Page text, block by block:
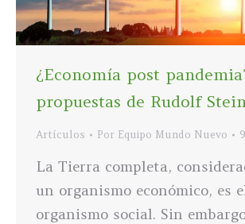
¿Economía post
propuestas de Rudolf
Artículos Por Equipo Mundo Nuevo
La Tierra completa,
un organismo económico, es
organismo social. Sin